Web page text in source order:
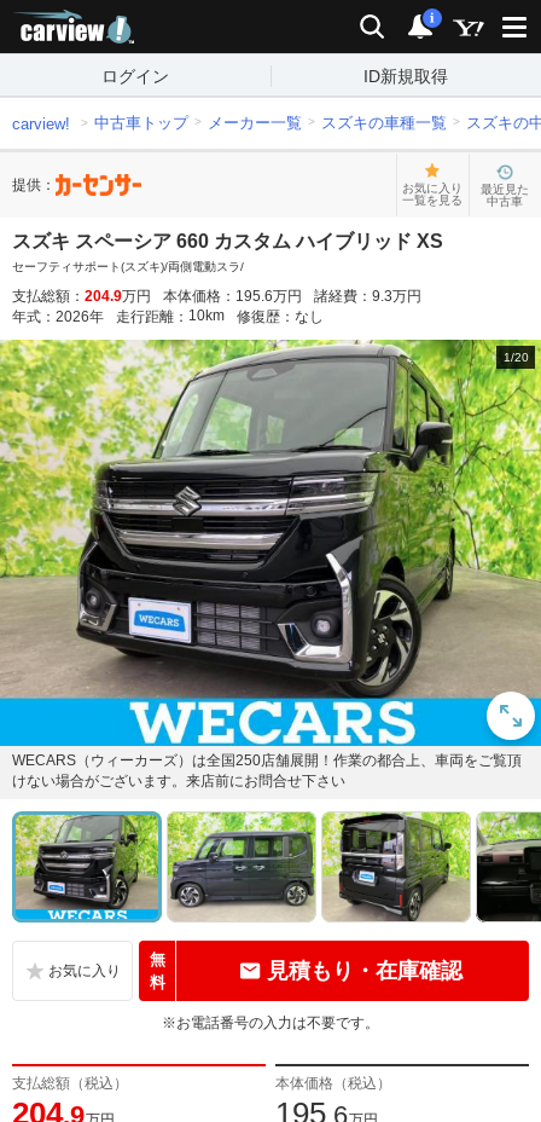
検索 通知
i
ログイン ID新規取得
carview! 中古車トップ メーカー一覧 スズキの車種一覧 スズキの
提供：
お気に入り
一覧を見る
最近見た
中古車
スズキ スペーシア 660 カスタム ハイブリッド XS
セーフティサポート(スズキ)/両側電動スラ/
支払総額： 204.9万円 本体価格： 195.6万円 諸経費： 9.3万円
年式： 2026年 走行距離： 10km 修復歴： なし
1/20
WECARS（ウィーカーズ）は全国250店舗展開！作業の都合上、車両をご覧頂
けない場合がございます。来店前にお問合せ下さい
無
料
見積もり・在庫確認
※お電話番号の入力は不要です。
支払総額（税込）
204.9
本体価格（税込）
195.6